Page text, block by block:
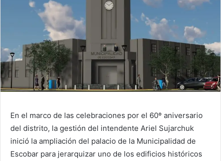
En el marco de las celebraciones por el 60º aniversario
del distrito, la gestión del intendente Ariel Sujarchuk
inició la ampliación del palacio de la Municipalidad de
Escobar para jerarquizar uno de los edificios históricos